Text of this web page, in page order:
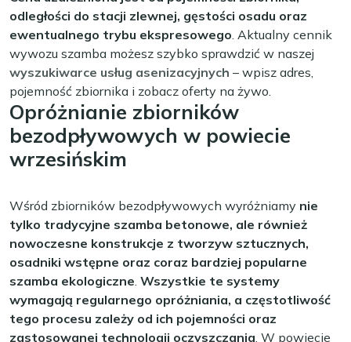
odległości do stacji zlewnej, gęstości osadu oraz
ewentualnego trybu ekspresowego. Aktualny cennik
wywozu szamba możesz szybko sprawdzić w naszej
wyszukiwarce usług asenizacyjnych – wpisz adres,
pojemność zbiornika i zobacz oferty na żywo.
Opróżnianie zbiorników
bezodpływowych w powiecie
wrzesińskim
Wśród zbiorników bezodpływowych wyróżniamy nie
tylko tradycyjne szamba betonowe, ale również
nowoczesne konstrukcje z tworzyw sztucznych,
osadniki wstępne oraz coraz bardziej popularne
szamba ekologiczne. Wszystkie te systemy
wymagają regularnego opróżniania, a częstotliwość
tego procesu zależy od ich pojemności oraz
zastosowanej technologii oczyszczania. W powiecie